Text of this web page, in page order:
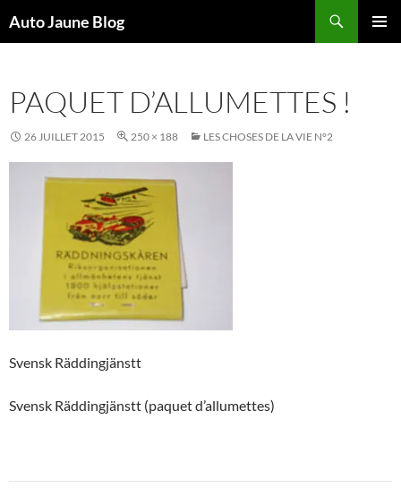
Auto Jaune Blog
PAQUET D’ALLUMETTES !
26 JUILLET 2015 250 × 188 LES CHOSES DE LA VIE N°2
Svensk Räddingjänstt
Svensk Räddingjänstt (paquet d’allumettes)